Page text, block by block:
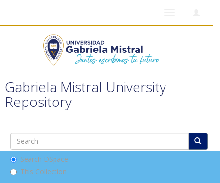
Gabriela Mistral University
Repository
Search DSpace
This Collection